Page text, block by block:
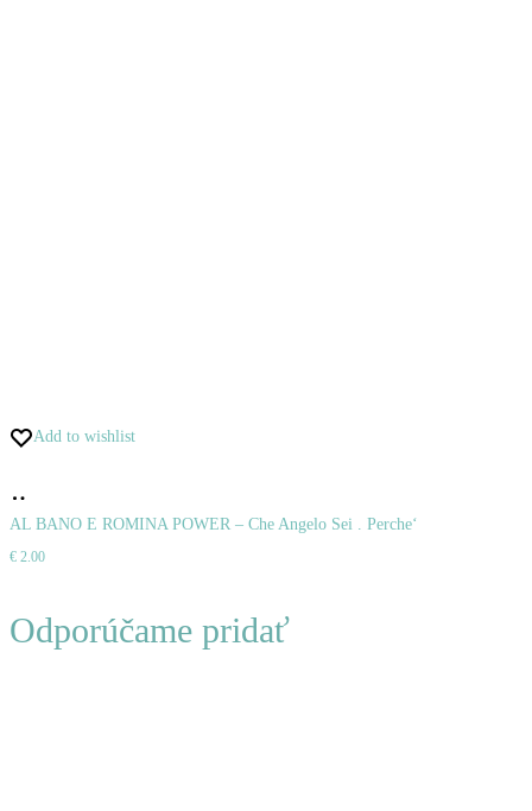
Add to wishlist
do
košíka
AL BANO E ROMINA POWER – Che Angelo Sei . Perche‘
€ 2.00
Odporúčame pridať